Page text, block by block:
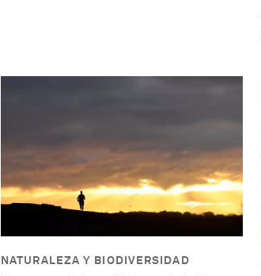
NATURALEZA Y BIODIVERSIDAD